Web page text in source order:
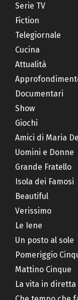
Serie TV
Fiction
Telegiornale
Cucina
Attualità
Documentari
Show
Giochi
Amici di Maria
Uomini e Donne
Grande Fratello
Isola dei Famosi
Beautiful
Verissimo
Le Iene
Un posto al sole
Pomeriggio
Mattino Cinque
La vita in diretta